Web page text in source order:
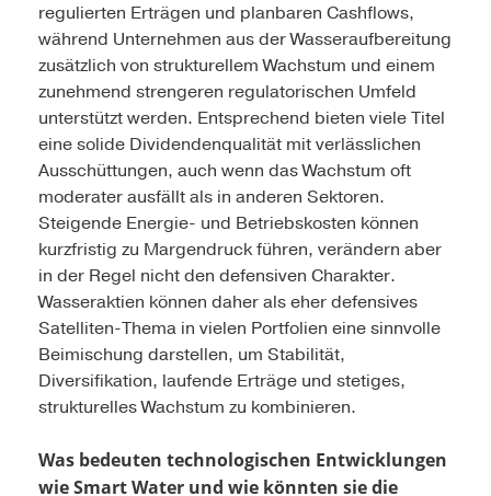
regulierten Erträgen und planbaren Cashflows,
während Unternehmen aus der Wasseraufbereitung
zusätzlich von strukturellem Wachstum und einem
zunehmend strengeren regulatorischen Umfeld
unterstützt werden. Entsprechend bieten viele Titel
eine solide Dividendenqualität mit verlässlichen
Ausschüttungen, auch wenn das Wachstum oft
moderater ausfällt als in anderen Sektoren.
Steigende Energie- und Betriebskosten können
kurzfristig zu Margendruck führen, verändern aber
in der Regel nicht den defensiven Charakter.
Wasseraktien können daher als eher defensives
Satelliten-Thema in vielen Portfolien eine sinnvolle
Beimischung darstellen, um Stabilität,
Diversifikation, laufende Erträge und stetiges,
strukturelles Wachstum zu kombinieren.
Was bedeuten technologischen Entwicklungen
wie Smart Water und wie könnten sie die